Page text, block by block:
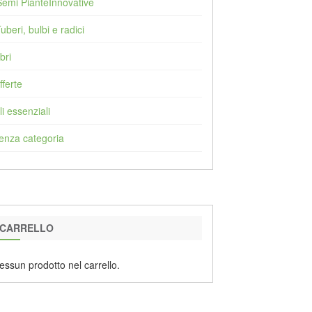
bulbi e radici
essenziali
categoria
CARRELLO
prodotto nel carrello.